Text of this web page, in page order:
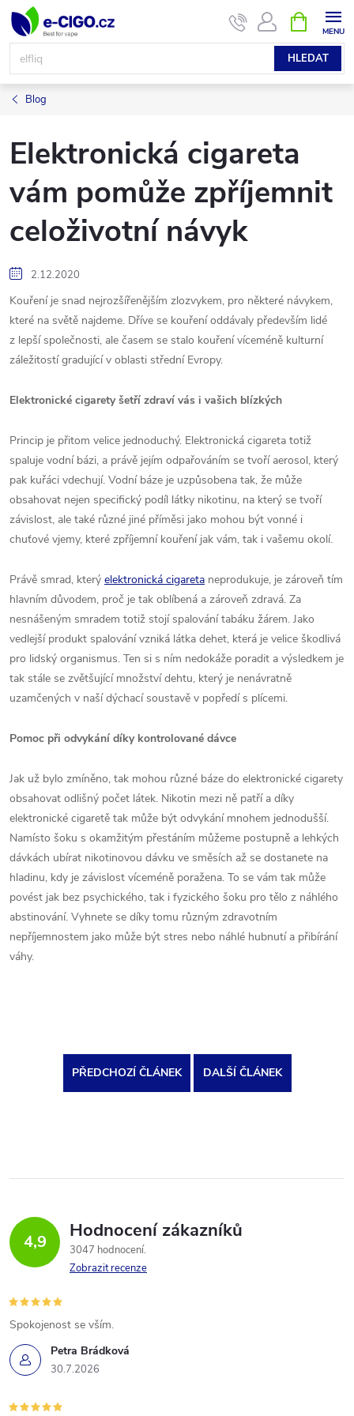
Přejít
obsah
HLEDAT
NÁKUPNÍ
KOŠÍK
Blog
Elektronická cigareta
vám pomůže zpříjemnit
celoživotní návyk
2.12.2020
Kouření je snad nejrozšířenějším zlozvykem, pro některé návykem,
které na světě najdeme. Dříve se kouření oddávaly především lidé
z lepší společnosti, ale časem se stalo kouření víceméně kulturní
záležitostí gradující v oblasti střední Evropy.
Elektronické cigarety šetří zdraví vás i vašich blízkých
Princip je přitom velice jednoduchý. Elektronická cigareta totiž
spaluje vodní bázi, a právě jejím odpařováním se tvoří aerosol, který
pak kuřáci vdechují. Vodní báze je uzpůsobena tak, že může
obsahovat nejen specifický podíl látky nikotinu, na který se tvoří
závislost, ale také různé jiné příměsi jako mohou být vonné i
chuťové vjemy, které zpříjemní kouření jak vám, tak i vašemu okolí.
Právě smrad, který elektronická cigareta neprodukuje, je zároveň tím
hlavním důvodem, proč je tak oblíbená a zároveň zdravá. Za
nesnášeným smradem totiž stojí spalování tabáku žárem. Jako
vedlejší produkt spalování vzniká látka dehet, která je velice škodlivá
pro lidský organismus. Ten si s ním nedokáže poradit a výsledkem je
tak stále se zvětšující množství dehtu, který je nenávratně
uzamčených v naší dýchací soustavě v popředí s plícemi.
Pomoc při odvykání díky kontrolované dávce
Jak už bylo zmíněno, tak mohou různé báze do elektronické cigarety
obsahovat odlišný počet látek. Nikotin mezi ně patří a díky
elektronické cigaretě tak může být odvykání mnohem jednodušší.
Namísto šoku s okamžitým přestáním můžeme postupně a lehkých
dávkách ubírat nikotinovou dávku ve směsích až se dostanete na
hladinu, kdy je závislost víceméně poražena. To se vám tak může
povést jak bez psychického, tak i fyzického šoku pro tělo z náhlého
abstinování. Vyhnete se díky tomu různým zdravotním
nepříjemnostem jako může být stres nebo náhlé hubnutí a přibírání
váhy.
PŘEDCHOZÍ ČLÁNEK DALŠÍ ČLÁNEK
4,9 Hodnocení zákazníků
3047 hodnocení
Zobrazit recenze
Petra Brádková
30.7.2026
Spokojenost se vším.